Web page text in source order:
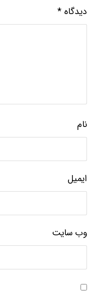
دیدگاه*
نام
ایمیل
وب‌ سایت